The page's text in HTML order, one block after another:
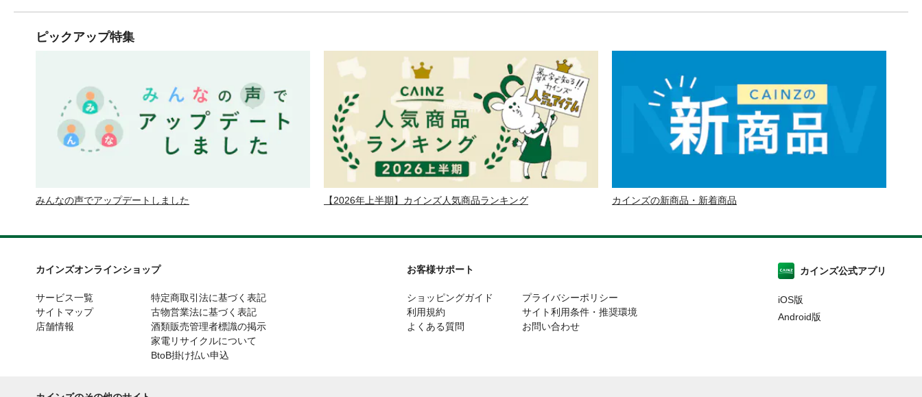
ピックアップ特集
みんなの声でアップデートしました 【2026年上半期】カインズ人気商品ランキング カインズの新商品・新着商品
カインズオンラインショップ
サービス一覧
サイトマップ
店舗情報
特定商取引法に基づく表記
古物営業法に基づく表記
酒類販売管理者標識の掲示
家電リサイクルについて
BtoB掛け払い申込
お客様サポート
ショッピングガイド
利用規約
よくある質問
プライバシーポリシー
サイト利用条件・推奨環境
お問い合わせ
カインズ公式アプリ
iOS版
Android版